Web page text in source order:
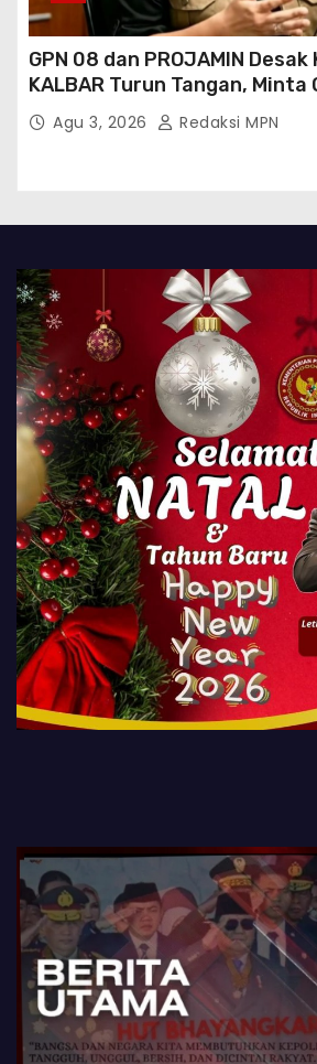
GPN 08 dan PROJAMIN Desak
KALBAR Turun Tangan, Minta
Binaan SAWMILL Ilegal
Agu 3, 2026 Redaksi MPN